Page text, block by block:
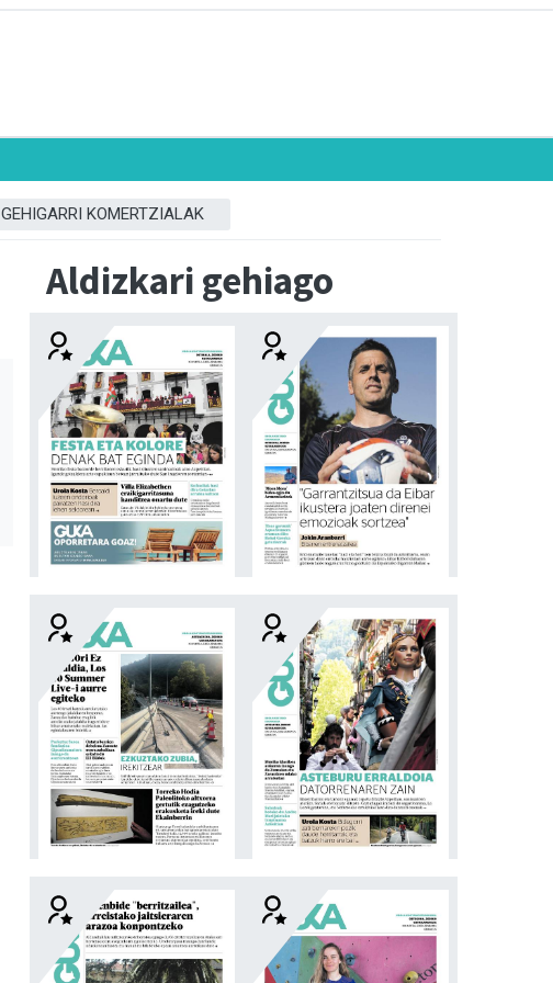
GEHIGARRI KOMERTZIALAK
Aldizkari gehiago